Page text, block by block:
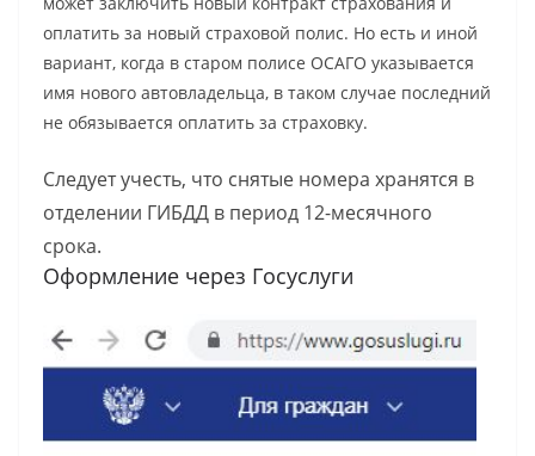
оплатить за новый страховой полис. Но есть и иной
вариант, когда в старом полисе ОСАГО указывается
имя нового автовладельца, в таком случае последний
не обязывается оплатить за страховку.
Следует учесть, что снятые номера хранятся в
отделении ГИБДД в период 12-месячного
срока.
Оформление через Госуслуги